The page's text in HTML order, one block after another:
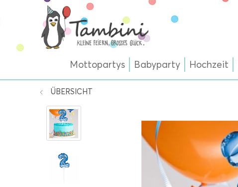
Mottopartys Babyparty Hochzeit
ÜBERSICHT